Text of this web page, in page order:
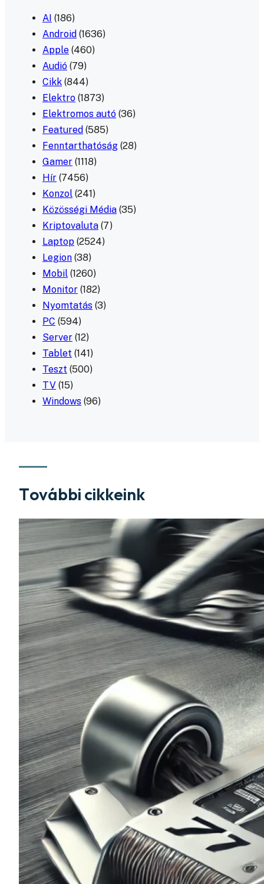
AI (186)
Android (1636)
Apple (460)
Audió (79)
Cikk (844)
Elektro (1873)
Elektromos autó (36)
Featured (585)
Fenntarthatóság (28)
Gamer (1118)
Hír (7456)
Konzol (241)
Közösségi Média (35)
Kriptovaluta (7)
Laptop (2524)
Legion (38)
Mobil (1260)
Monitor (182)
Nyomtatás (3)
PC (594)
Server (12)
Tablet (141)
Teszt (500)
TV (15)
Windows (96)
További cikkeink